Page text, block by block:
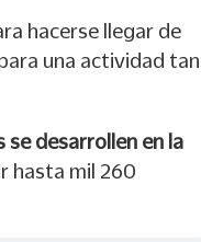
hacerse llegar de
una actividad tan
se desarrollen en la
hasta mil 260